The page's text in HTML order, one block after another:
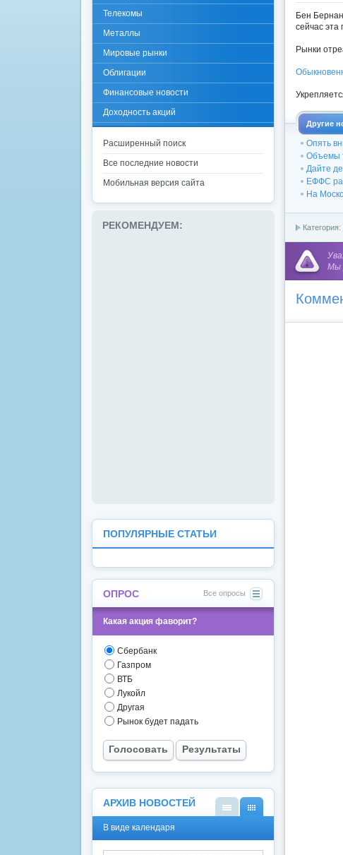
Бен
сейчас
Рынки
Другие
Опять
Объемы
Дайте
ЕФФС
На
Категория:
Мы
Телекомы
Металлы
Мировые рынки
Облигации
Финансовые новости
Доходность акций
Расширенный поиск
Все последние новости
Мобильная версия сайта
РЕКОМЕНДУЕМ:
ПОПУЛЯРНЫЕ СТАТЬИ
ОПРОС Все опросы
Какая акция фаворит?
Сбербанк
Газпром
ВТБ
Лукойл
Другая
Рынок будет падать
Голосовать Результаты
АРХИВ НОВОСТЕЙ
кален
даря
списк
а
В виде календаря